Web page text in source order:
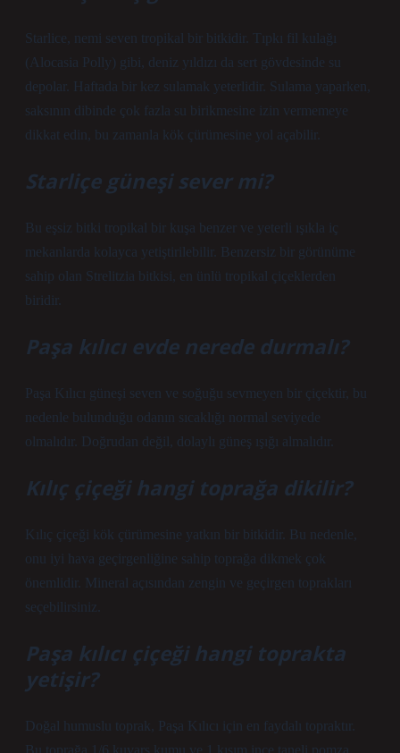
Starlice, nemi seven tropikal bir bitkidir. Tıpkı fil kulağı
(Alocasia Polly) gibi, deniz yıldızı da sert gövdesinde su
depolar. Haftada bir kez sulamak yeterlidir. Sulama yaparken,
saksının dibinde çok fazla su birikmesine izin vermemeye
dikkat edin, bu zamanla kök çürümesine yol açabilir.
Starliçe güneşi sever mi?
Bu eşsiz bitki tropikal bir kuşa benzer ve yeterli ışıkla iç
mekanlarda kolayca yetiştirilebilir. Benzersiz bir görünüme
sahip olan Strelitzia bitkisi, en ünlü tropikal çiçeklerden
biridir.
Paşa kılıcı evde nerede durmalı?
Paşa Kılıcı güneşi seven ve soğuğu sevmeyen bir çiçektir, bu
nedenle bulunduğu odanın sıcaklığı normal seviyede
olmalıdır. Doğrudan değil, dolaylı güneş ışığı almalıdır.
Kılıç çiçeği hangi toprağa dikilir?
Kılıç çiçeği kök çürümesine yatkın bir bitkidir. Bu nedenle,
onu iyi hava geçirgenliğine sahip toprağa dikmek çok
önemlidir. Mineral açısından zengin ve geçirgen toprakları
seçebilirsiniz.
Paşa kılıcı çiçeği hangi toprakta
yetişir?
Doğal humuslu toprak, Paşa Kılıcı için en faydalı topraktır.
Bu toprağa 1/6 kuvars kumu ve 1 kısım ince taneli pomza